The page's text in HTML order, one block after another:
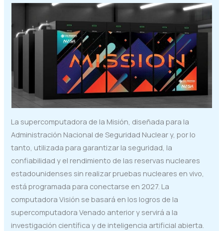
La supercomputadora de la Misión, diseñada para la
Administración Nacional de Seguridad Nuclear y, por lo
tanto, utilizada para garantizar la seguridad, la
confiabilidad y el rendimiento de las reservas nucleares
estadounidenses sin realizar pruebas nucleares en vivo,
está programada para conectarse en 2027. La
computadora Visión se basará en los logros de la
supercomputadora Venado anterior y servirá a la
investigación científica y de inteligencia artificial abierta.